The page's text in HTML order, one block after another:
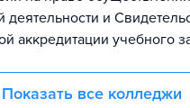
деятельности и
аккредитации учебного
Показать все колледжи